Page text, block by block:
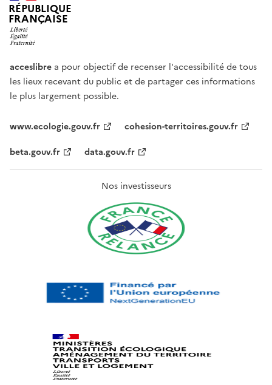
RÉPUBLIQUE
FRANÇAISE
acceslibre a pour objectif de recenser l'accessibilité de tous
les lieux recevant du public et de partager ces informations
le plus largement possible.
www.ecologie.gouv.fr
cohesion-territoires.gouv.fr
beta.gouv.fr
data.gouv.fr
Nos investisseurs